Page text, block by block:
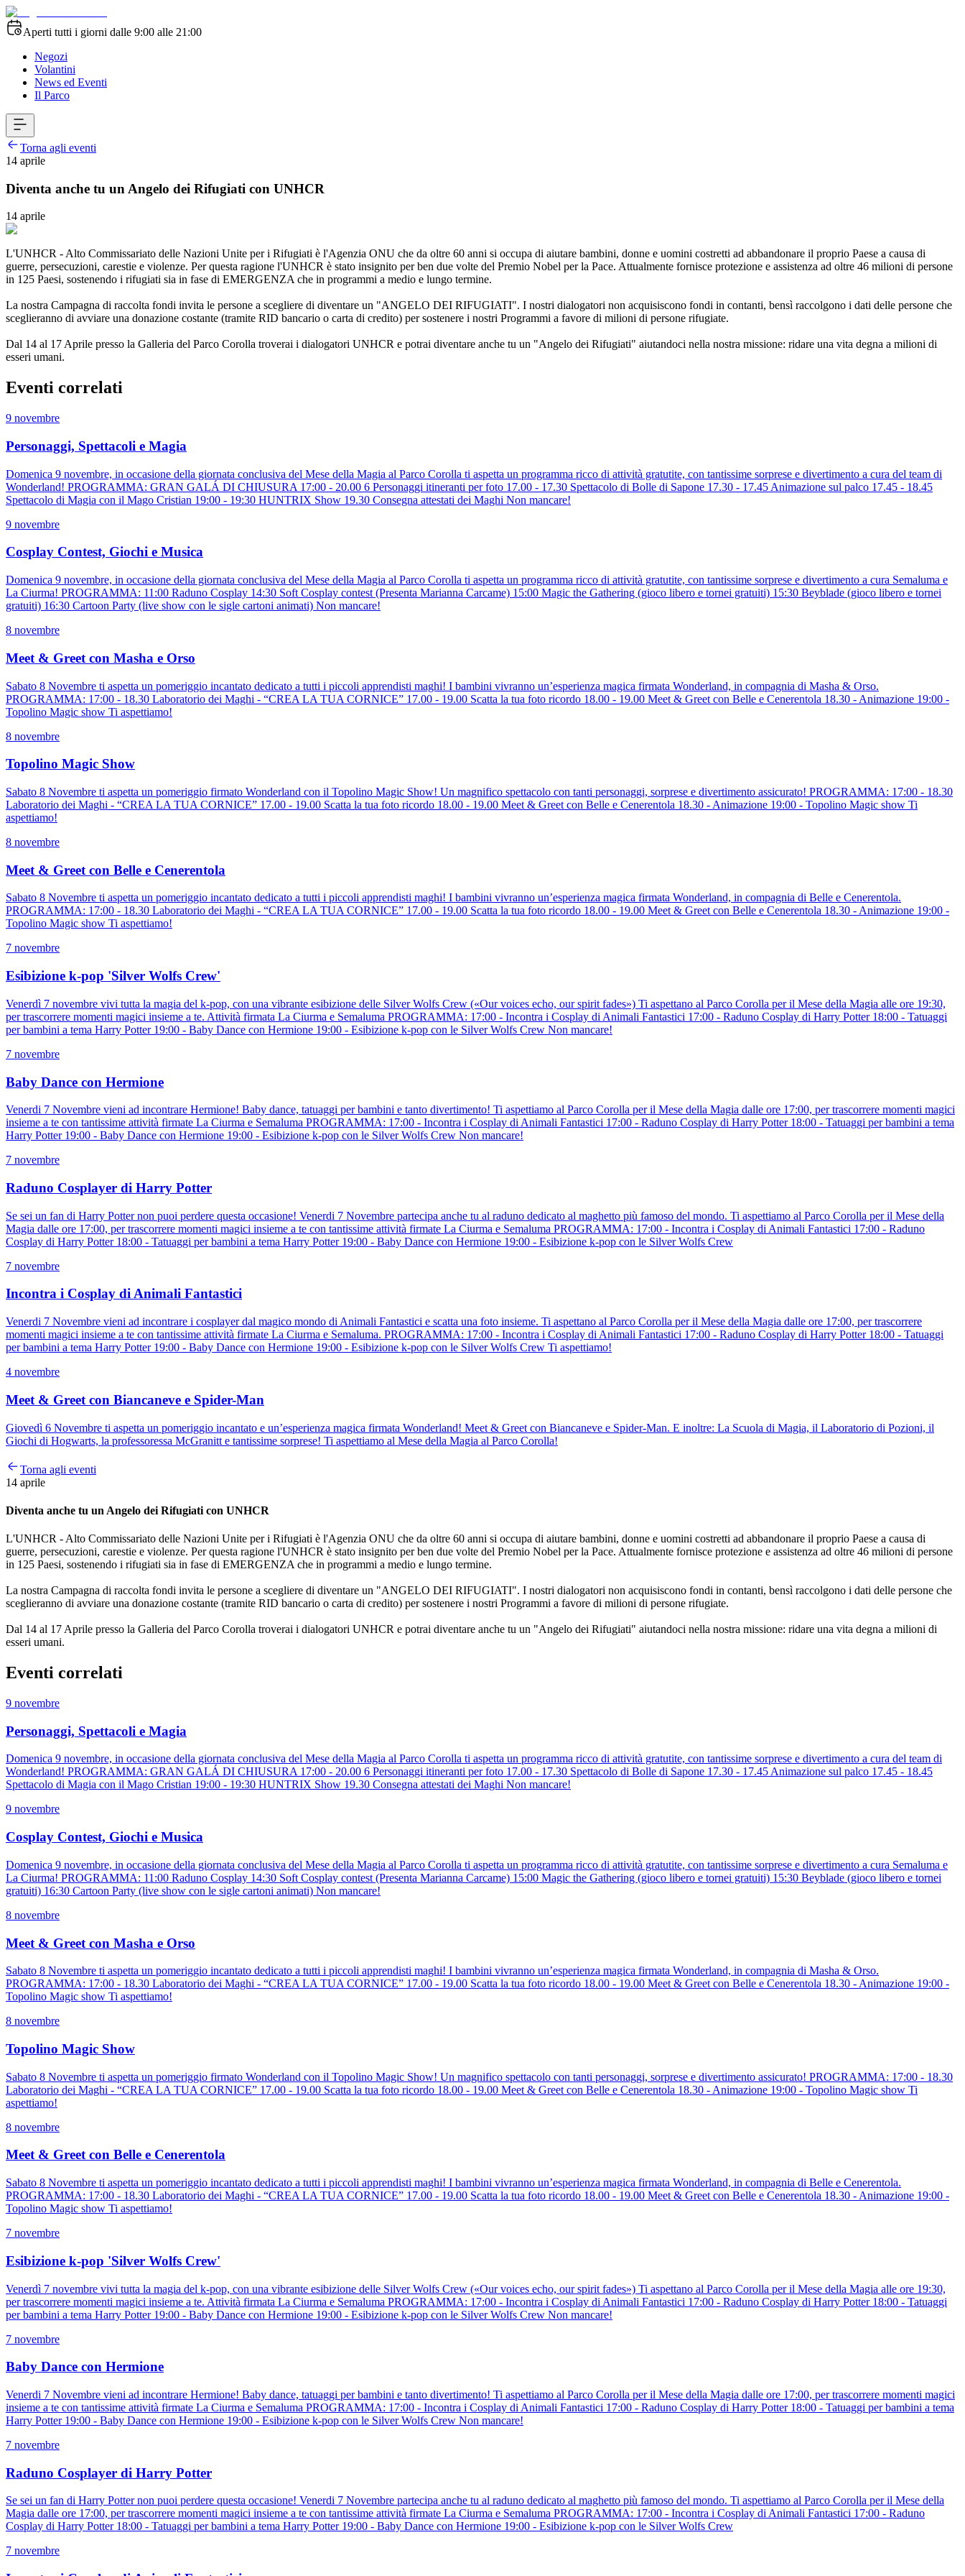
Aperti tutti i giorni dalle 9:00 alle 21:00
Negozi
Volantini
News ed Eventi
Il Parco
Torna agli eventi
14 aprile
Diventa anche tu un Angelo dei Rifugiati con UNHCR
14 aprile
L'UNHCR - Alto Commissariato delle Nazioni Unite per i Rifugiati è l'Agenzia ONU che da oltre 60 anni si occupa di aiutare bambini, donne e uomini costretti ad abbandonare il proprio Paese a causa di
guerre, persecuzioni, carestie e violenze. Per questa ragione l'UNHCR è stato insignito per ben due volte del Premio Nobel per la Pace. Attualmente fornisce protezione e assistenza ad oltre 46 milioni di persone
in 125 Paesi, sostenendo i rifugiati sia in fase di EMERGENZA che in programmi a medio e lungo termine.
La nostra Campagna di raccolta fondi invita le persone a scegliere di diventare un "ANGELO DEI RIFUGIATI". I nostri dialogatori non acquisiscono fondi in contanti, bensì raccolgono i dati delle persone che
sceglieranno di avviare una donazione costante (tramite RID bancario o carta di credito) per sostenere i nostri Programmi a favore di milioni di persone rifugiate.
Dal 14 al 17 Aprile presso la Galleria del Parco Corolla troverai i dialogatori UNHCR e potrai diventare anche tu un "Angelo dei Rifugiati" aiutandoci nella nostra missione: ridare una vita degna a milioni di
esseri umani.
Eventi correlati
9 novembre
Personaggi, Spettacoli e Magia
Domenica 9 novembre, in occasione della giornata conclusiva del Mese della Magia al Parco Corolla ti aspetta un programma ricco di attività gratutite, con tantissime sorprese e divertimento a cura del team di
Wonderland! PROGRAMMA: GRAN GALÁ DI CHIUSURA 17:00 - 20.00 6 Personaggi itineranti per foto 17.00 - 17.30 Spettacolo di Bolle di Sapone 17.30 - 17.45 Animazione sul palco 17.45 - 18.45
Spettacolo di Magia con il Mago Cristian 19:00 - 19:30 HUNTRIX Show 19.30 Consegna attestati dei Maghi Non mancare!
9 novembre
Cosplay Contest, Giochi e Musica
Domenica 9 novembre, in occasione della giornata conclusiva del Mese della Magia al Parco Corolla ti aspetta un programma ricco di attività gratutite, con tantissime sorprese e divertimento a cura Semaluma e
La Ciurma! PROGRAMMA: 11:00 Raduno Cosplay 14:30 Soft Cosplay contest (Presenta Marianna Carcame) 15:00 Magic the Gathering (gioco libero e tornei gratuiti) 15:30 Beyblade (gioco libero e tornei
gratuiti) 16:30 Cartoon Party (live show con le sigle cartoni animati) Non mancare!
8 novembre
Meet & Greet con Masha e Orso
Sabato 8 Novembre ti aspetta un pomeriggio incantato dedicato a tutti i piccoli apprendisti maghi! I bambini vivranno un’esperienza magica firmata Wonderland, in compagnia di Masha & Orso.
PROGRAMMA: 17:00 - 18.30 Laboratorio dei Maghi - “CREA LA TUA CORNICE” 17.00 - 19.00 Scatta la tua foto ricordo 18.00 - 19.00 Meet & Greet con Belle e Cenerentola 18.30 - Animazione 19:00 -
Topolino Magic show Ti aspettiamo!
8 novembre
Topolino Magic Show
Sabato 8 Novembre ti aspetta un pomeriggio firmato Wonderland con il Topolino Magic Show! Un magnifico spettacolo con tanti personaggi, sorprese e divertimento assicurato! PROGRAMMA: 17:00 - 18.30
Laboratorio dei Maghi - “CREA LA TUA CORNICE” 17.00 - 19.00 Scatta la tua foto ricordo 18.00 - 19.00 Meet & Greet con Belle e Cenerentola 18.30 - Animazione 19:00 - Topolino Magic show Ti
aspettiamo!
8 novembre
Meet & Greet con Belle e Cenerentola
Sabato 8 Novembre ti aspetta un pomeriggio incantato dedicato a tutti i piccoli apprendisti maghi! I bambini vivranno un’esperienza magica firmata Wonderland, in compagnia di Belle e Cenerentola.
PROGRAMMA: 17:00 - 18.30 Laboratorio dei Maghi - “CREA LA TUA CORNICE” 17.00 - 19.00 Scatta la tua foto ricordo 18.00 - 19.00 Meet & Greet con Belle e Cenerentola 18.30 - Animazione 19:00 -
Topolino Magic show Ti aspettiamo!
7 novembre
Esibizione k-pop 'Silver Wolfs Crew'
Venerdì 7 novembre vivi tutta la magia del k-pop, con una vibrante esibizione delle Silver Wolfs Crew («Our voices echo, our spirit fades») Ti aspettano al Parco Corolla per il Mese della Magia alle ore 19:30,
per trascorrere momenti magici insieme a te. Attività firmata La Ciurma e Semaluma PROGRAMMA: 17:00 - Incontra i Cosplay di Animali Fantastici 17:00 - Raduno Cosplay di Harry Potter 18:00 - Tatuaggi
per bambini a tema Harry Potter 19:00 - Baby Dance con Hermione 19:00 - Esibizione k-pop con le Silver Wolfs Crew Non mancare!
7 novembre
Baby Dance con Hermione
Venerdi 7 Novembre vieni ad incontrare Hermione! Baby dance, tatuaggi per bambini e tanto divertimento! Ti aspettiamo al Parco Corolla per il Mese della Magia dalle ore 17:00, per trascorrere momenti magici
insieme a te con tantissime attività firmate La Ciurma e Semaluma PROGRAMMA: 17:00 - Incontra i Cosplay di Animali Fantastici 17:00 - Raduno Cosplay di Harry Potter 18:00 - Tatuaggi per bambini a tema
Harry Potter 19:00 - Baby Dance con Hermione 19:00 - Esibizione k-pop con le Silver Wolfs Crew Non mancare!
7 novembre
Raduno Cosplayer di Harry Potter
Se sei un fan di Harry Potter non puoi perdere questa occasione! Venerdi 7 Novembre partecipa anche tu al raduno dedicato al maghetto più famoso del mondo. Ti aspettiamo al Parco Corolla per il Mese della
Magia dalle ore 17:00, per trascorrere momenti magici insieme a te con tantissime attività firmate La Ciurma e Semaluma PROGRAMMA: 17:00 - Incontra i Cosplay di Animali Fantastici 17:00 - Raduno
Cosplay di Harry Potter 18:00 - Tatuaggi per bambini a tema Harry Potter 19:00 - Baby Dance con Hermione 19:00 - Esibizione k-pop con le Silver Wolfs Crew
7 novembre
Incontra i Cosplay di Animali Fantastici
Venerdi 7 Novembre vieni ad incontrare i cosplayer dal magico mondo di Animali Fantastici e scatta una foto insieme. Ti aspettano al Parco Corolla per il Mese della Magia dalle ore 17:00, per trascorrere
momenti magici insieme a te con tantissime attività firmate La Ciurma e Semaluma. PROGRAMMA: 17:00 - Incontra i Cosplay di Animali Fantastici 17:00 - Raduno Cosplay di Harry Potter 18:00 - Tatuaggi
per bambini a tema Harry Potter 19:00 - Baby Dance con Hermione 19:00 - Esibizione k-pop con le Silver Wolfs Crew Ti aspettiamo!
4 novembre
Meet & Greet con Biancaneve e Spider-Man
Giovedì 6 Novembre ti aspetta un pomeriggio incantato e un’esperienza magica firmata Wonderland! Meet & Greet con Biancaneve e Spider-Man. E inoltre: La Scuola di Magia, il Laboratorio di Pozioni, il
Giochi di Hogwarts, la professoressa McGranitt e tantissime sorprese! Ti aspettiamo al Mese della Magia al Parco Corolla!
Torna agli eventi
14 aprile
Diventa anche tu un Angelo dei Rifugiati con UNHCR
L'UNHCR - Alto Commissariato delle Nazioni Unite per i Rifugiati è l'Agenzia ONU che da oltre 60 anni si occupa di aiutare bambini, donne e uomini costretti ad abbandonare il proprio Paese a causa di
guerre, persecuzioni, carestie e violenze. Per questa ragione l'UNHCR è stato insignito per ben due volte del Premio Nobel per la Pace. Attualmente fornisce protezione e assistenza ad oltre 46 milioni di persone
in 125 Paesi, sostenendo i rifugiati sia in fase di EMERGENZA che in programmi a medio e lungo termine.
La nostra Campagna di raccolta fondi invita le persone a scegliere di diventare un "ANGELO DEI RIFUGIATI". I nostri dialogatori non acquisiscono fondi in contanti, bensì raccolgono i dati delle persone che
sceglieranno di avviare una donazione costante (tramite RID bancario o carta di credito) per sostenere i nostri Programmi a favore di milioni di persone rifugiate.
Dal 14 al 17 Aprile presso la Galleria del Parco Corolla troverai i dialogatori UNHCR e potrai diventare anche tu un "Angelo dei Rifugiati" aiutandoci nella nostra missione: ridare una vita degna a milioni di
esseri umani.
Eventi correlati
9 novembre
Personaggi, Spettacoli e Magia
Domenica 9 novembre, in occasione della giornata conclusiva del Mese della Magia al Parco Corolla ti aspetta un programma ricco di attività gratutite, con tantissime sorprese e divertimento a cura del team di
Wonderland! PROGRAMMA: GRAN GALÁ DI CHIUSURA 17:00 - 20.00 6 Personaggi itineranti per foto 17.00 - 17.30 Spettacolo di Bolle di Sapone 17.30 - 17.45 Animazione sul palco 17.45 - 18.45
Spettacolo di Magia con il Mago Cristian 19:00 - 19:30 HUNTRIX Show 19.30 Consegna attestati dei Maghi Non mancare!
9 novembre
Cosplay Contest, Giochi e Musica
Domenica 9 novembre, in occasione della giornata conclusiva del Mese della Magia al Parco Corolla ti aspetta un programma ricco di attività gratutite, con tantissime sorprese e divertimento a cura Semaluma e
La Ciurma! PROGRAMMA: 11:00 Raduno Cosplay 14:30 Soft Cosplay contest (Presenta Marianna Carcame) 15:00 Magic the Gathering (gioco libero e tornei gratuiti) 15:30 Beyblade (gioco libero e tornei
gratuiti) 16:30 Cartoon Party (live show con le sigle cartoni animati) Non mancare!
8 novembre
Meet & Greet con Masha e Orso
Sabato 8 Novembre ti aspetta un pomeriggio incantato dedicato a tutti i piccoli apprendisti maghi! I bambini vivranno un’esperienza magica firmata Wonderland, in compagnia di Masha & Orso.
PROGRAMMA: 17:00 - 18.30 Laboratorio dei Maghi - “CREA LA TUA CORNICE” 17.00 - 19.00 Scatta la tua foto ricordo 18.00 - 19.00 Meet & Greet con Belle e Cenerentola 18.30 - Animazione 19:00 -
Topolino Magic show Ti aspettiamo!
8 novembre
Topolino Magic Show
Sabato 8 Novembre ti aspetta un pomeriggio firmato Wonderland con il Topolino Magic Show! Un magnifico spettacolo con tanti personaggi, sorprese e divertimento assicurato! PROGRAMMA: 17:00 - 18.30
Laboratorio dei Maghi - “CREA LA TUA CORNICE” 17.00 - 19.00 Scatta la tua foto ricordo 18.00 - 19.00 Meet & Greet con Belle e Cenerentola 18.30 - Animazione 19:00 - Topolino Magic show Ti
aspettiamo!
8 novembre
Meet & Greet con Belle e Cenerentola
Sabato 8 Novembre ti aspetta un pomeriggio incantato dedicato a tutti i piccoli apprendisti maghi! I bambini vivranno un’esperienza magica firmata Wonderland, in compagnia di Belle e Cenerentola.
PROGRAMMA: 17:00 - 18.30 Laboratorio dei Maghi - “CREA LA TUA CORNICE” 17.00 - 19.00 Scatta la tua foto ricordo 18.00 - 19.00 Meet & Greet con Belle e Cenerentola 18.30 - Animazione 19:00 -
Topolino Magic show Ti aspettiamo!
7 novembre
Esibizione k-pop 'Silver Wolfs Crew'
Venerdì 7 novembre vivi tutta la magia del k-pop, con una vibrante esibizione delle Silver Wolfs Crew («Our voices echo, our spirit fades») Ti aspettano al Parco Corolla per il Mese della Magia alle ore 19:30,
per trascorrere momenti magici insieme a te. Attività firmata La Ciurma e Semaluma PROGRAMMA: 17:00 - Incontra i Cosplay di Animali Fantastici 17:00 - Raduno Cosplay di Harry Potter 18:00 - Tatuaggi
per bambini a tema Harry Potter 19:00 - Baby Dance con Hermione 19:00 - Esibizione k-pop con le Silver Wolfs Crew Non mancare!
7 novembre
Baby Dance con Hermione
Venerdi 7 Novembre vieni ad incontrare Hermione! Baby dance, tatuaggi per bambini e tanto divertimento! Ti aspettiamo al Parco Corolla per il Mese della Magia dalle ore 17:00, per trascorrere momenti magici
insieme a te con tantissime attività firmate La Ciurma e Semaluma PROGRAMMA: 17:00 - Incontra i Cosplay di Animali Fantastici 17:00 - Raduno Cosplay di Harry Potter 18:00 - Tatuaggi per bambini a tema
Harry Potter 19:00 - Baby Dance con Hermione 19:00 - Esibizione k-pop con le Silver Wolfs Crew Non mancare!
7 novembre
Raduno Cosplayer di Harry Potter
Se sei un fan di Harry Potter non puoi perdere questa occasione! Venerdi 7 Novembre partecipa anche tu al raduno dedicato al maghetto più famoso del mondo. Ti aspettiamo al Parco Corolla per il Mese della
Magia dalle ore 17:00, per trascorrere momenti magici insieme a te con tantissime attività firmate La Ciurma e Semaluma PROGRAMMA: 17:00 - Incontra i Cosplay di Animali Fantastici 17:00 - Raduno
Cosplay di Harry Potter 18:00 - Tatuaggi per bambini a tema Harry Potter 19:00 - Baby Dance con Hermione 19:00 - Esibizione k-pop con le Silver Wolfs Crew
7 novembre